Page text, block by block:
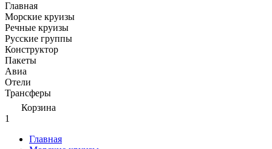
Главная
Морские круизы
Речные круизы
Русские группы
Конструктор
Пакеты
Авиа
Отели
Трансферы
Корзина
1
Главная